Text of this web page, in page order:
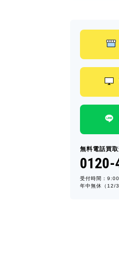
無料電話買
0120-
受付時間：
年中無休（12/